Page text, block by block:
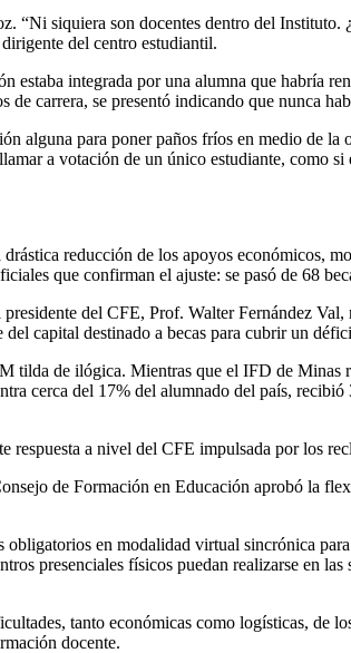
“Ni siquiera son docentes dentro del
del centro estudiantil.
integrada por una alumna que habría
carrera, se presentó indicando que nunca
alguna para poner paños fríos en medio de
a votación de un único estudiante, como
reducción de los apoyos económicos,
que confirman el ajuste: se pasó de 68
del CFE, Prof. Walter Fernández
capital destinado a becas para cubrir un
tilda de ilógica. Mientras que el IFD de Minas
cerca del 17% del alumnado del país, recibió
a nivel del CFE impulsada por los
de Formación en Educación aprobó la
en modalidad virtual sincrónica
presenciales físicos puedan realizarse en
tanto económicas como logísticas, de
docente.